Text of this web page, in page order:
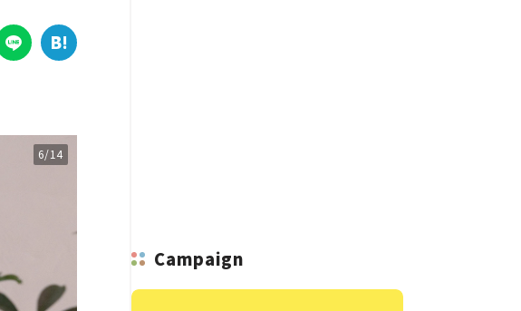
6/14
Campaign